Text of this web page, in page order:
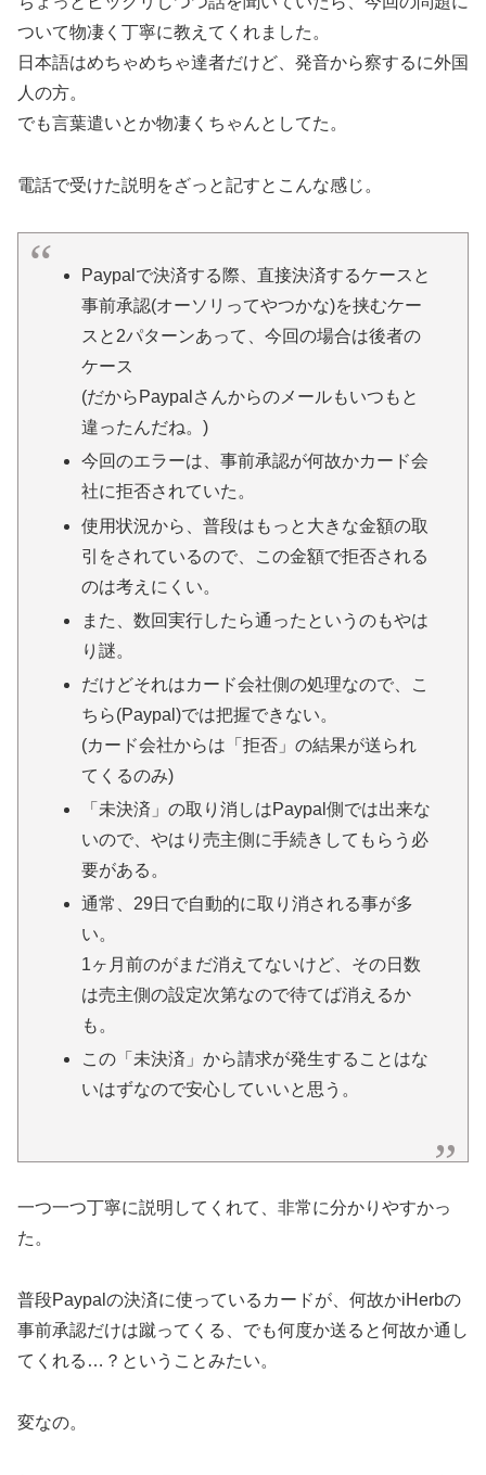
ついて物凄く丁寧に教えてくれました。
日本語はめちゃめちゃ達者だけど、発音から察するに外国
人の方。
でも言葉遣いとか物凄くちゃんとしてた。
電話で受けた説明をざっと記すとこんな感じ。
Paypalで決済する際、直接決済するケースと
事前承認(オーソリってやつかな)を挟むケー
スと2パターンあって、今回の場合は後者の
ケース
(だからPaypalさんからのメールもいつもと
違ったんだね。)
今回のエラーは、事前承認が何故かカード会
社に拒否されていた。
使用状況から、普段はもっと大きな金額の取
引をされているので、この金額で拒否される
のは考えにくい。
また、数回実行したら通ったというのもやは
り謎。
だけどそれはカード会社側の処理なので、こ
ちら(Paypal)では把握できない。
(カード会社からは「拒否」の結果が送られ
てくるのみ)
「未決済」の取り消しはPaypal側では出来な
いので、やはり売主側に手続きしてもらう必
要がある。
通常、29日で自動的に取り消される事が多
い。
1ヶ月前のがまだ消えてないけど、その日数
は売主側の設定次第なので待てば消えるか
も。
この「未決済」から請求が発生することはな
いはずなので安心していいと思う。
一つ一つ丁寧に説明してくれて、非常に分かりやすかっ
た。
普段Paypalの決済に使っているカードが、何故かiHerbの
事前承認だけは蹴ってくる、でも何度か送ると何故か通し
てくれる…？ということみたい。
変なの。